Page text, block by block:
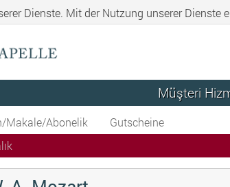
Dienste. Mit der Nutzung unserer Dienste
Müşteri
Makale/Abonelik
Gutscheine